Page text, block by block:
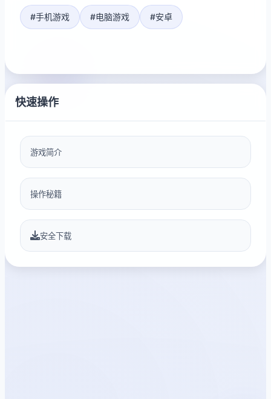
#手机游戏 #电脑游戏 #安卓
快速操作
游戏简介
操作秘籍
安全下载